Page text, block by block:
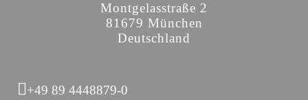
Montgelasstraße 2
81679 München
Deutschland
+49 89 4448879-0